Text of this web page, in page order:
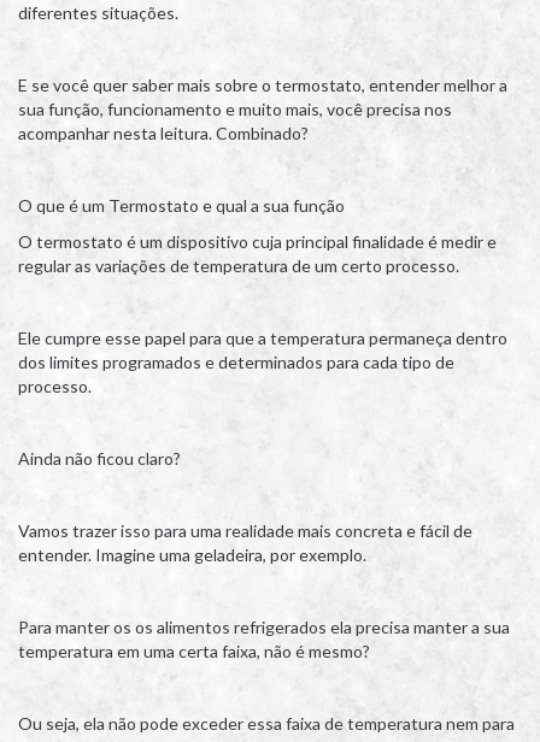
diferentes situações.
E se você quer saber mais sobre o termostato, entender melhor a
sua função, funcionamento e muito mais, você precisa nos
acompanhar nesta leitura. Combinado?
O que é um Termostato e qual a sua função
O termostato é um dispositivo cuja principal finalidade é medir e
regular as variações de temperatura de um certo processo.
Ele cumpre esse papel para que a temperatura permaneça dentro
dos limites programados e determinados para cada tipo de
processo.
Ainda não ficou claro?
Vamos trazer isso para uma realidade mais concreta e fácil de
entender. Imagine uma geladeira, por exemplo.
Para manter os os alimentos refrigerados ela precisa manter a sua
temperatura em uma certa faixa, não é mesmo?
Ou seja, ela não pode exceder essa faixa de temperatura nem para